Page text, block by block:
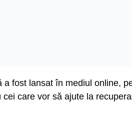
fost lansat în mediul online,
care vor să ajute la